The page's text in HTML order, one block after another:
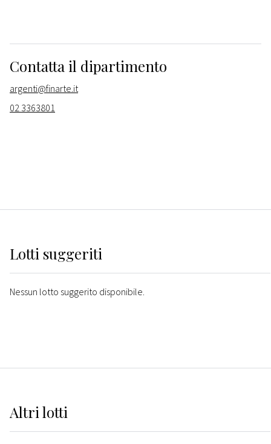
Contatta il dipartimento
argenti@finarte.it
02 3363801
Lotti suggeriti
Nessun lotto suggerito disponibile.
Altrilotti